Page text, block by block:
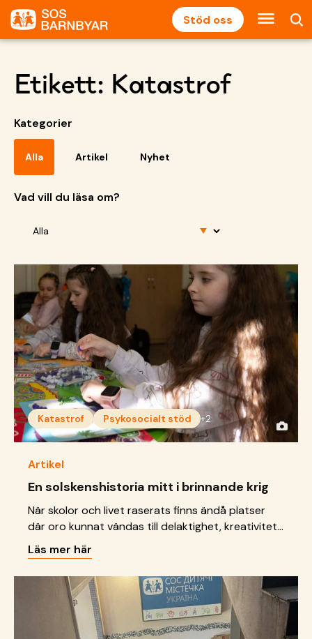
Stöd oss
Etikett: Katastrof
Kategorier
Alla Artikel Nyhet
Vad vill du läsa om?
Katastrof Psykosocialt stöd +2
Artikel
En solskenshistoria mitt i brinnande krig
När skolor och livet raserats finns ändå platser
där oro kunnat vändas till delaktighet, kreativitet
och framtidsdrömmar.
Läs mer här